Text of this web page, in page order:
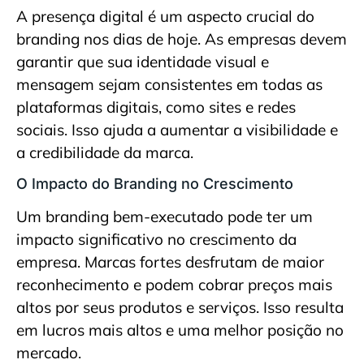
A presença digital é um aspecto crucial do
branding nos dias de hoje. As empresas devem
garantir que sua identidade visual e
mensagem sejam consistentes em todas as
plataformas digitais, como sites e redes
sociais. Isso ajuda a aumentar a visibilidade e
a credibilidade da marca.
O Impacto do Branding no Crescimento
Um branding bem-executado pode ter um
impacto significativo no crescimento da
empresa. Marcas fortes desfrutam de maior
reconhecimento e podem cobrar preços mais
altos por seus produtos e serviços. Isso resulta
em lucros mais altos e uma melhor posição no
mercado.